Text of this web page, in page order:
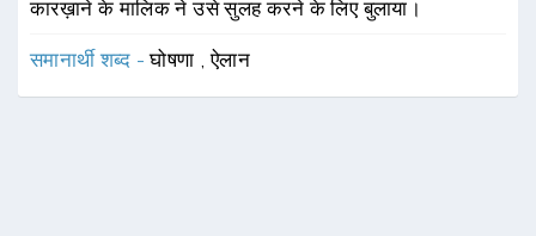
कारख़ाने के मालिक ने उसे सुलह करने के लिए बुलाया।
समानार्थी शब्द -घोषणा ,ऐलान